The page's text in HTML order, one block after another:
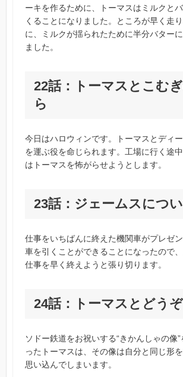
ーキを作るために、トーマスはミルクと
くることになりました。ところが早く走
に、ミルクが揺られたために半分バター
ました。
22話：トーマスとこむ
ら
今日はハロウィンです。トーマスとディ
を運ぶ役を命じられます。工場に行く途
はトーマスを怖がらせようとします。
23話：ジェームスにつ
仕事をいちばんに終えた機関車がプレゼ
車を引くことができることになったので
仕事を早く終えようと張り切ります。
24話：トーマスとどうぞ
ソドー鉄道をお祝いする“きかんしゃの像
ったトーマスは、その像は自分と同じ形
思い込んでしまいます。